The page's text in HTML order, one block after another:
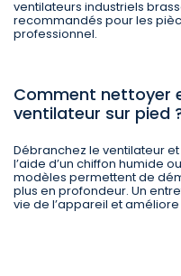
ventilateurs industriels
recommandés pour les
professionnel.
Comment nettoyer
ventilateur sur pied
Débranchez le ventilateur
l’aide d’un chiffon humide
modèles permettent de
plus en profondeur. Un
vie de l’appareil et